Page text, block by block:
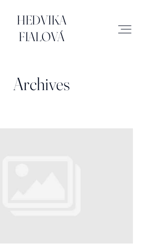
HEDVIKA
FIALOVÁ
HEDVIKA FIALOVÁ
Archives